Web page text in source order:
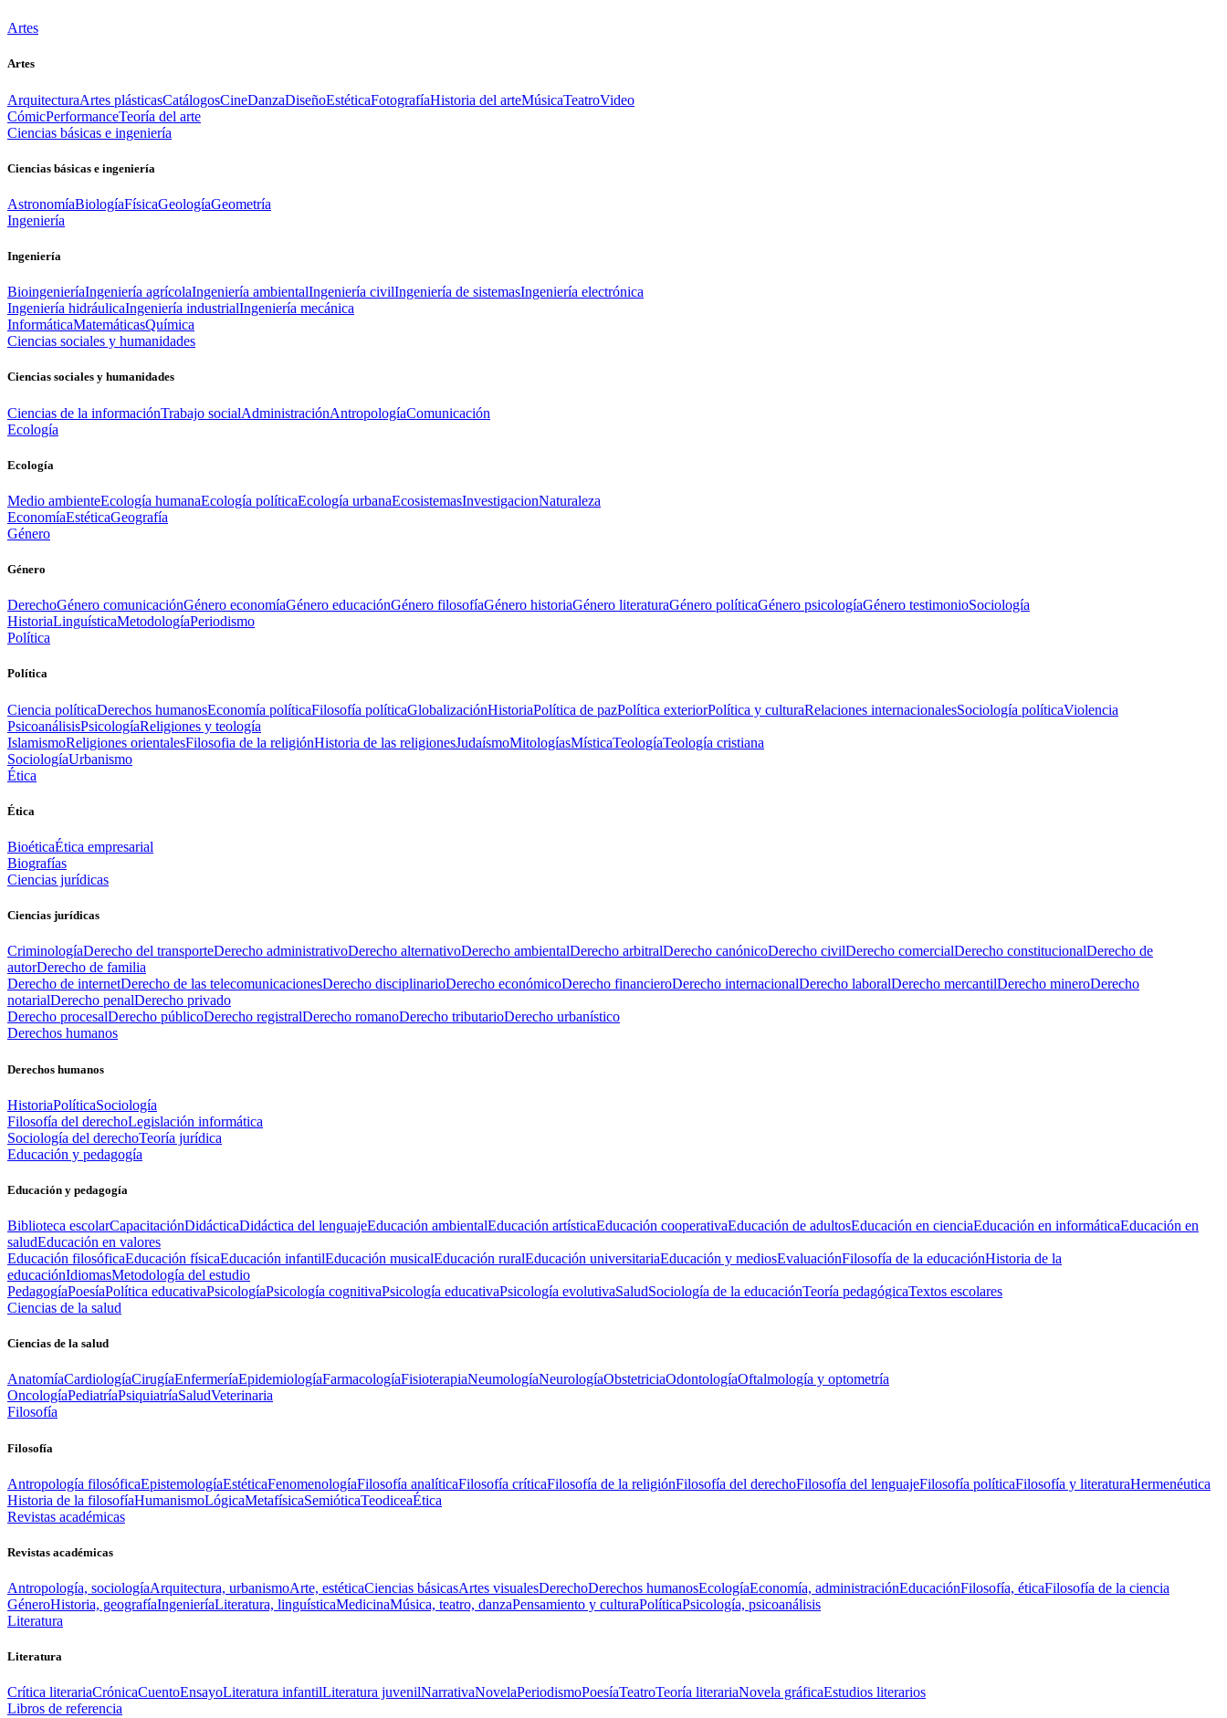
Artes
Artes
ArquitecturaArtes plásticasCatálogosCineDanzaDiseñoEstéticaFotografíaHistoria del arteMúsicaTeatroVideo
CómicPerformanceTeoría del arte
Ciencias básicas e ingeniería
Ciencias básicas e ingeniería
AstronomíaBiologíaFísicaGeologíaGeometría
Ingeniería
Ingeniería
BioingenieríaIngeniería agrícolaIngeniería ambientalIngeniería civilIngeniería de sistemasIngeniería electrónica
Ingeniería hidráulicaIngeniería industrialIngeniería mecánica
InformáticaMatemáticasQuímica
Ciencias sociales y humanidades
Ciencias sociales y humanidades
Ciencias de la informaciónTrabajo socialAdministraciónAntropologíaComunicación
Ecología
Ecología
Medio ambienteEcología humanaEcología políticaEcología urbanaEcosistemasInvestigacionNaturaleza
EconomíaEstéticaGeografía
Género
Género
DerechoGénero comunicaciónGénero economíaGénero educaciónGénero filosofíaGénero historiaGénero literaturaGénero políticaGénero psicologíaGénero testimonioSociología
HistoriaLinguísticaMetodologíaPeriodismo
Política
Política
Ciencia políticaDerechos humanosEconomía políticaFilosofía políticaGlobalizaciónHistoriaPolítica de pazPolítica exteriorPolítica y culturaRelaciones internacionalesSociología políticaViolencia
PsicoanálisisPsicologíaReligiones y teología
IslamismoReligiones orientalesFilosofia de la religiónHistoria de las religionesJudaísmoMitologíasMísticaTeologíaTeología cristiana
SociologíaUrbanismo
Ética
Ética
BioéticaÉtica empresarial
Biografías
Ciencias jurídicas
Ciencias jurídicas
CriminologíaDerecho del transporteDerecho administrativoDerecho alternativoDerecho ambientalDerecho arbitralDerecho canónicoDerecho civilDerecho comercialDerecho constitucionalDerecho de
autorDerecho de familia
Derecho de internetDerecho de las telecomunicacionesDerecho disciplinarioDerecho económicoDerecho financieroDerecho internacionalDerecho laboralDerecho mercantilDerecho mineroDerecho
notarialDerecho penalDerecho privado
Derecho procesalDerecho públicoDerecho registralDerecho romanoDerecho tributarioDerecho urbanístico
Derechos humanos
Derechos humanos
HistoriaPolíticaSociología
Filosofía del derechoLegislación informática
Sociología del derechoTeoría jurídica
Educación y pedagogía
Educación y pedagogía
Biblioteca escolarCapacitaciónDidácticaDidáctica del lenguajeEducación ambientalEducación artísticaEducación cooperativaEducación de adultosEducación en cienciaEducación en informáticaEducación en
saludEducación en valores
Educación filosóficaEducación físicaEducación infantilEducación musicalEducación ruralEducación universitariaEducación y mediosEvaluaciónFilosofía de la educaciónHistoria de la
educaciónIdiomasMetodología del estudio
PedagogíaPoesíaPolítica educativaPsicologíaPsicología cognitivaPsicología educativaPsicología evolutivaSaludSociología de la educaciónTeoría pedagógicaTextos escolares
Ciencias de la salud
Ciencias de la salud
AnatomíaCardiologíaCirugíaEnfermeríaEpidemiologíaFarmacologíaFisioterapiaNeumologíaNeurologíaObstetriciaOdontologíaOftalmología y optometría
OncologíaPediatríaPsiquiatríaSaludVeterinaria
Filosofía
Filosofía
Antropología filosóficaEpistemologíaEstéticaFenomenologíaFilosofía analíticaFilosofía críticaFilosofía de la religiónFilosofía del derechoFilosofía del lenguajeFilosofía políticaFilosofía y literaturaHermenéutica
Historia de la filosofíaHumanismoLógicaMetafísicaSemióticaTeodiceaÉtica
Revistas académicas
Revistas académicas
Antropología, sociologíaArquitectura, urbanismoArte, estéticaCiencias básicasArtes visualesDerechoDerechos humanosEcologíaEconomía, administraciónEducaciónFilosofía, éticaFilosofía de la ciencia
GéneroHistoria, geografíaIngenieríaLiteratura, linguísticaMedicinaMúsica, teatro, danzaPensamiento y culturaPolíticaPsicología, psicoanálisis
Literatura
Literatura
Crítica literariaCrónicaCuentoEnsayoLiteratura infantilLiteratura juvenilNarrativaNovelaPeriodismoPoesíaTeatroTeoría literariaNovela gráficaEstudios literarios
Libros de referencia